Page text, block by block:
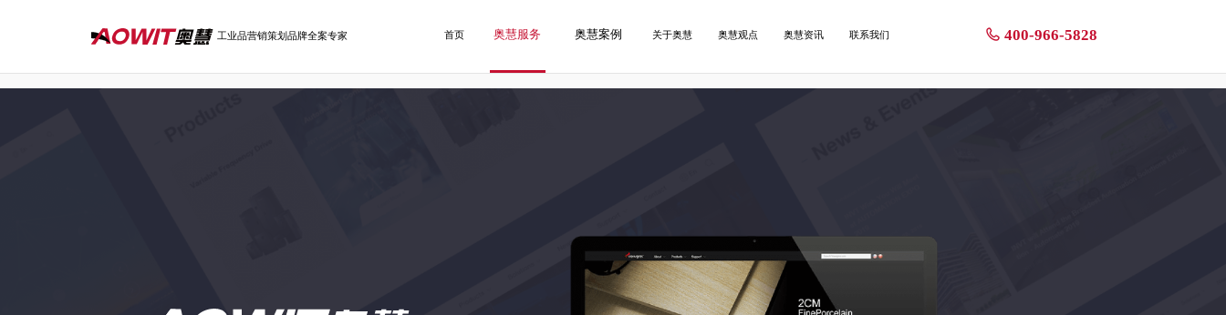
工业品营销策划品牌全案专家 首页 奥慧服务 奥慧案例 关于奥慧 奥慧观点 奥慧资讯 联系我们 400-966-5828